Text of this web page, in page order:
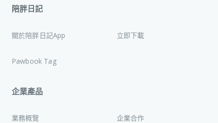
陪胖日記
關於陪胖日記App 立即下載
Pawbook Tag
企業產品
業務概覽 企業合作